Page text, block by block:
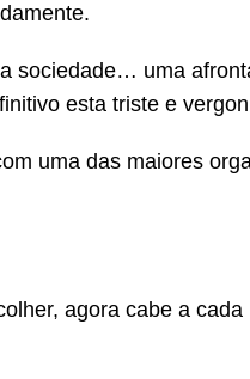
sociedade… uma
esta triste e
uma das maiores
agora cabe a